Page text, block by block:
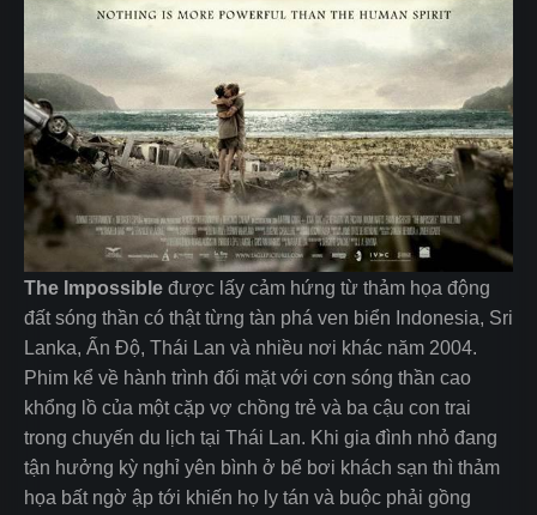
The Impossible được lấy cảm hứng từ thảm họa động
đất sóng thần có thật từng tàn phá ven biển Indonesia, Sri
Lanka, Ấn Độ, Thái Lan và nhiều nơi khác năm 2004.
Phim kể về hành trình đối mặt với cơn sóng thần cao
khổng lồ của một cặp vợ chồng trẻ và ba cậu con trai
trong chuyến du lịch tại Thái Lan. Khi gia đình nhỏ đang
tận hưởng kỳ nghỉ yên bình ở bể bơi khách sạn thì thảm
họa bất ngờ ập tới khiến họ ly tán và buộc phải gồng